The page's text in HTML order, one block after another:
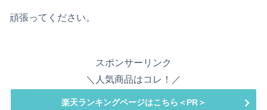
頑張ってください。
スポンサーリンク
＼人気商品はコレ！／
楽天ランキングページはこちら＜PR＞